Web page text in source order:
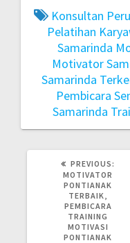
Konsultan
Pelatihan
Samarinda
Motivator
Samarinda
Pembicara
Samarinda
PREVIOUS:
MOTIVATOR
PONTIANAK
TERBAIK,
PEMBICARA
TRAINING
MOTIVASI
PONTIANAK